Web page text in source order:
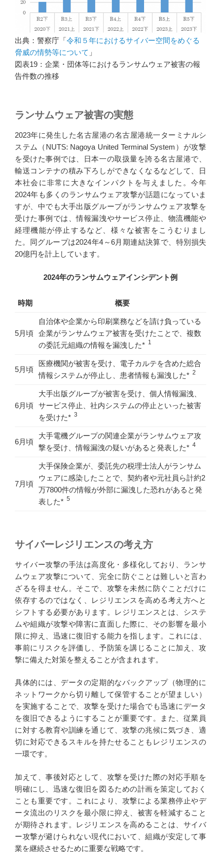
出典：警察庁「令和５年におけるサイバー空間をめぐる
脅威の情勢等について 」
図表19：企業・団体等におけるランサムウェア被害の報
告件数の推移
ランサムウェア被害の実態
2023年に発生した名古屋港の名古屋港統一ターミナルシ
ステム（NUTS: Nagoya United Terminal System）が攻撃
を受けた事例では、日本一の取扱量を誇る名古屋港で、
輸送コンテナの積み下ろしができなくなるなどして、日
本社会に非常に大きなインパクトを与えました。今年
2024年も多くのランサムウェア攻撃が話題になっていま
すが、中でも大手出版グループがランサムウェア攻撃を
受けた事例では、情報漏洩やサービス停止、物流機能や
経理機能が停止するなど、様々な被害をこうむりまし
た。同グループは2024年4～6月期連結決算で、特別損失
20億円を計上しています。
2024年のランサムウェアインシデント例
時期 概要
5月頃
自治体や企業から印刷業務などを請け負っている
企業がランサムウェア被害を受けたことで、複数
の委託元組織の情報を漏洩した* 1
5月頃
医療機関が被害を受け、電子カルテを含めた総合
情報システムが停止し、患者情報も漏洩した* 2
6月頃
大手出版グループが被害を受け、個人情報漏洩、
サービス停止、社内システムの停止といった被害
を受けた* 3
6月頃
大手電機グループの関連企業がランサムウェア攻
撃を受け、情報漏洩の疑いがあると発表した* 4
7月頃
大手保険企業が、委託先の税理士法人がランサム
ウェアに感染したことで、契約者や元社員ら計約2
万7800件の情報が外部に漏洩した恐れがあると発
表した* 5
サイバーレジリエンスの考え方
サイバー攻撃の手法は高度化・多様化しており、ランサ
ムウェア攻撃について、完全に防ぐことは難しいと言わ
ざるを得ません。そこで、攻撃を未然に防ぐことだけに
依存するのではなく、レジリエンスを高める考え方へと
シフトする必要があります。レジリエンスとは、システ
ムや組織が攻撃や障害に直面した際に、その影響を最小
限に抑え、迅速に復旧する能力を指します。これには、
事前にリスクを評価し、予防策を講じることに加え、攻
撃に備えた対策を整えることが含まれます。
具体的には、データの定期的なバックアップ（物理的に
ネットワークから切り離して保管することが望ましい）
を実施することで、攻撃を受けた場合でも迅速にデータ
を復旧できるようにすることが重要です。また、従業員
に対する教育や訓練を通じて、攻撃の兆候に気づき、適
切に対応できるスキルを持たせることもレジリエンスの
一環です。
加えて、事後対応として、攻撃を受けた際の対応手順を
明確にし、迅速な復旧を図るための計画を策定しておく
ことも重要です。これにより、攻撃による業務停止やデ
ータ流出のリスクを最小限に抑え、被害を軽減すること
が期待されます。レジリエンスを高めることは、サイバ
ー攻撃が避けられない現代において、組織が安定して事
業を継続させるために重要な戦略です。